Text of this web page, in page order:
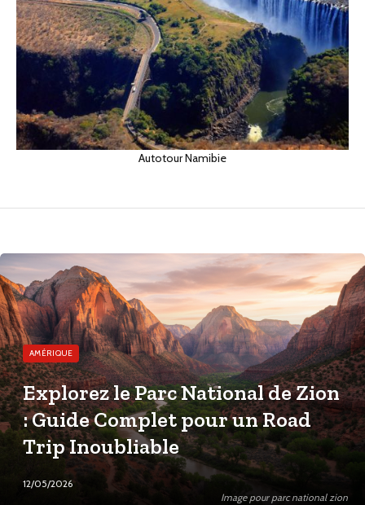
Autotour Namibie
Image pour parc national zion
AMÉRIQUE
Explorez le Parc National de Zion
: Guide Complet pour un Road
Trip Inoubliable
12/05/2026